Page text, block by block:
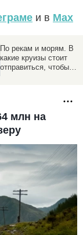
и в Max
По рекам и морям. В
какие круизы стоит
отправиться, чтобы
млн на